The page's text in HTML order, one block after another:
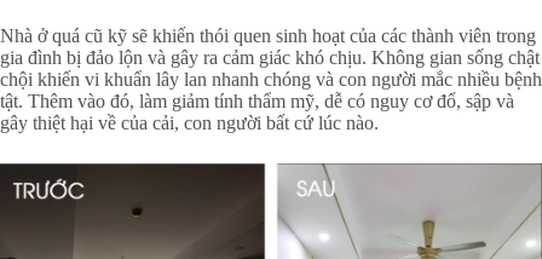
Nhà ở quá cũ kỹ sẽ khiến thói quen sinh hoạt của các thành viên trong
gia đình bị đảo lộn và gây ra cảm giác khó chịu. Không gian sống chật
chội khiến vi khuẩn lây lan nhanh chóng và con người mắc nhiều bệnh
tật. Thêm vào đó, làm giảm tính thẩm mỹ, dễ có nguy cơ đổ, sập và
gây thiệt hại về của cải, con người bất cứ lúc nào.